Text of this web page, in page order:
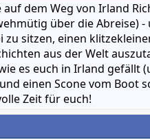
dem Weg von Irland
über die Abreise)
zu sitzen, einen
aus der Welt
es euch in Irland gefällt
einen Scone vom Boot
Zeit für euch!